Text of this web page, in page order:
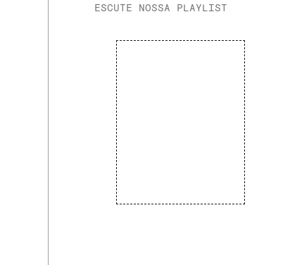
ESCUTE NOSSA PLAYLIST